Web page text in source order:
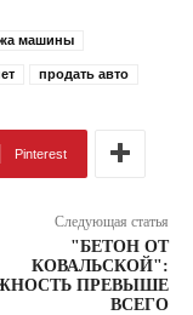
машины
продать авто
Pinterest
Следующая статья
"БЕТОН ОТ
КОВАЛЬСКОЙ":
ПРЕВЫШЕ
ВСЕГО